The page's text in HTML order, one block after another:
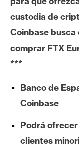
i
h
e
e
u
custodia de
Coinbase busca
comprar FTX
***
Banco de
Coinbase
Podrá
clientes